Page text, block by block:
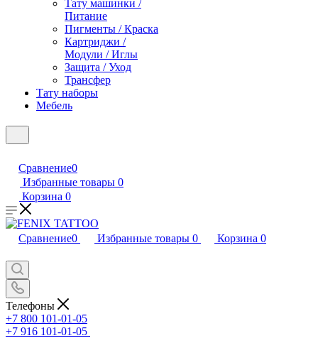
Тату машинки /
Питание
Пигменты / Краска
Картриджи /
Модули / Иглы
Защита / Уход
Трансфер
Тату наборы
Мебель
Сравнение0
Избранные товары 0
Корзина 0
Сравнение0 Избранные товары 0 Корзина 0
Телефоны
+7 800 101-01-05
+7 916 101-01-05